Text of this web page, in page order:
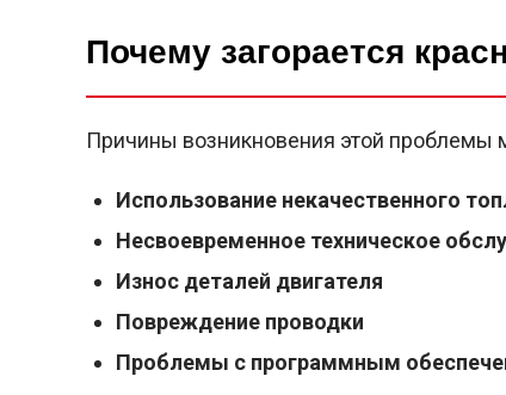
Почему загорается
Причины возникновения этой проблемы
Использование некачественного
Несвоевременное техническое
Износ деталей двигателя
Повреждение проводки
Проблемы с программным